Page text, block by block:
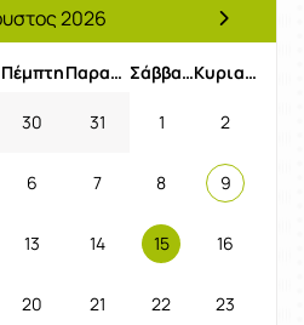
2026
Επόμενος
Πέμπτη Παρασκευή Σάββατο Κυριακή
30 31 1 2
6 7 8 9
13 14 15 16
20 21 22 23